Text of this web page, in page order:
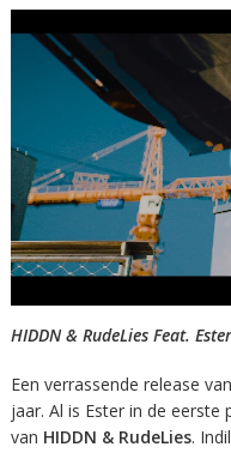
HIDDN & RudeLies Feat.
Een verrassende release
jaar. Al is Ester in de
van HIDDN & RudeLies.